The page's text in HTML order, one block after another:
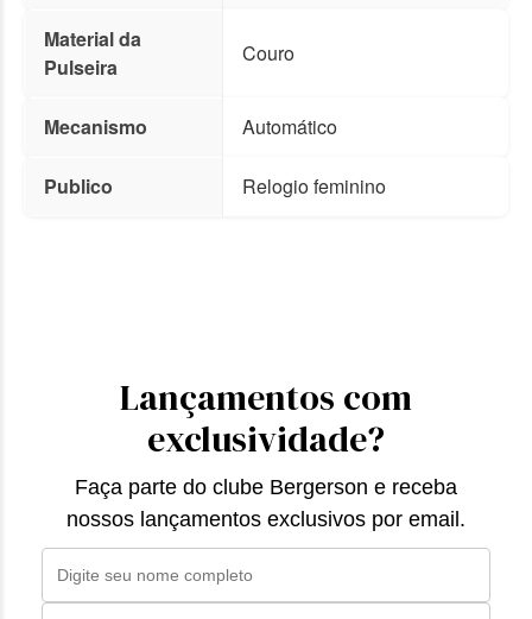
Material da
Pulseira
Couro
Mecanismo Automático
Publico Relogio feminino
Lançamentos com
exclusividade?
Faça parte do clube Bergerson e receba
nossos lançamentos exclusivos por email.